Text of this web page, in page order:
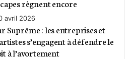
capes règnent encore
avril 2026
Suprême : les entreprises et
s’engagent à défendre le
à l’avortement